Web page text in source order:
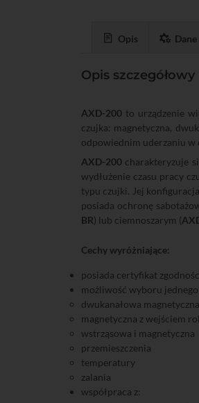
Opis
Opis szczegółowy
AXD-200 to urządzenie
czujka: magnetyczna,
odpowiednim uderzaniu w
AXD-200 charakteryzuje
wydłużenie czasu pracy
typu czujki. Jej
posiada ochronę
BR) lub ciemnoszarym (
Cechy wyróżniające:
posiada certyfikat
możliwość wyboru
dwukanałowa magnetyczna
magnetyczna z wejściem
wstrząsowa i magnetyczna
przemieszczenia
temperatury
zalania
współpraca z: